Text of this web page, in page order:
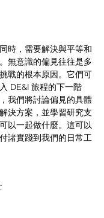
時，需要解決與平等和
無意識的偏見往往是多
戰的根本原因。它們可
DE&I 旅程的下一階
我們將討論偏見的具體
決方案，並學習研究支
以一起做什麼。這可以
諸實踐到我們的日常工